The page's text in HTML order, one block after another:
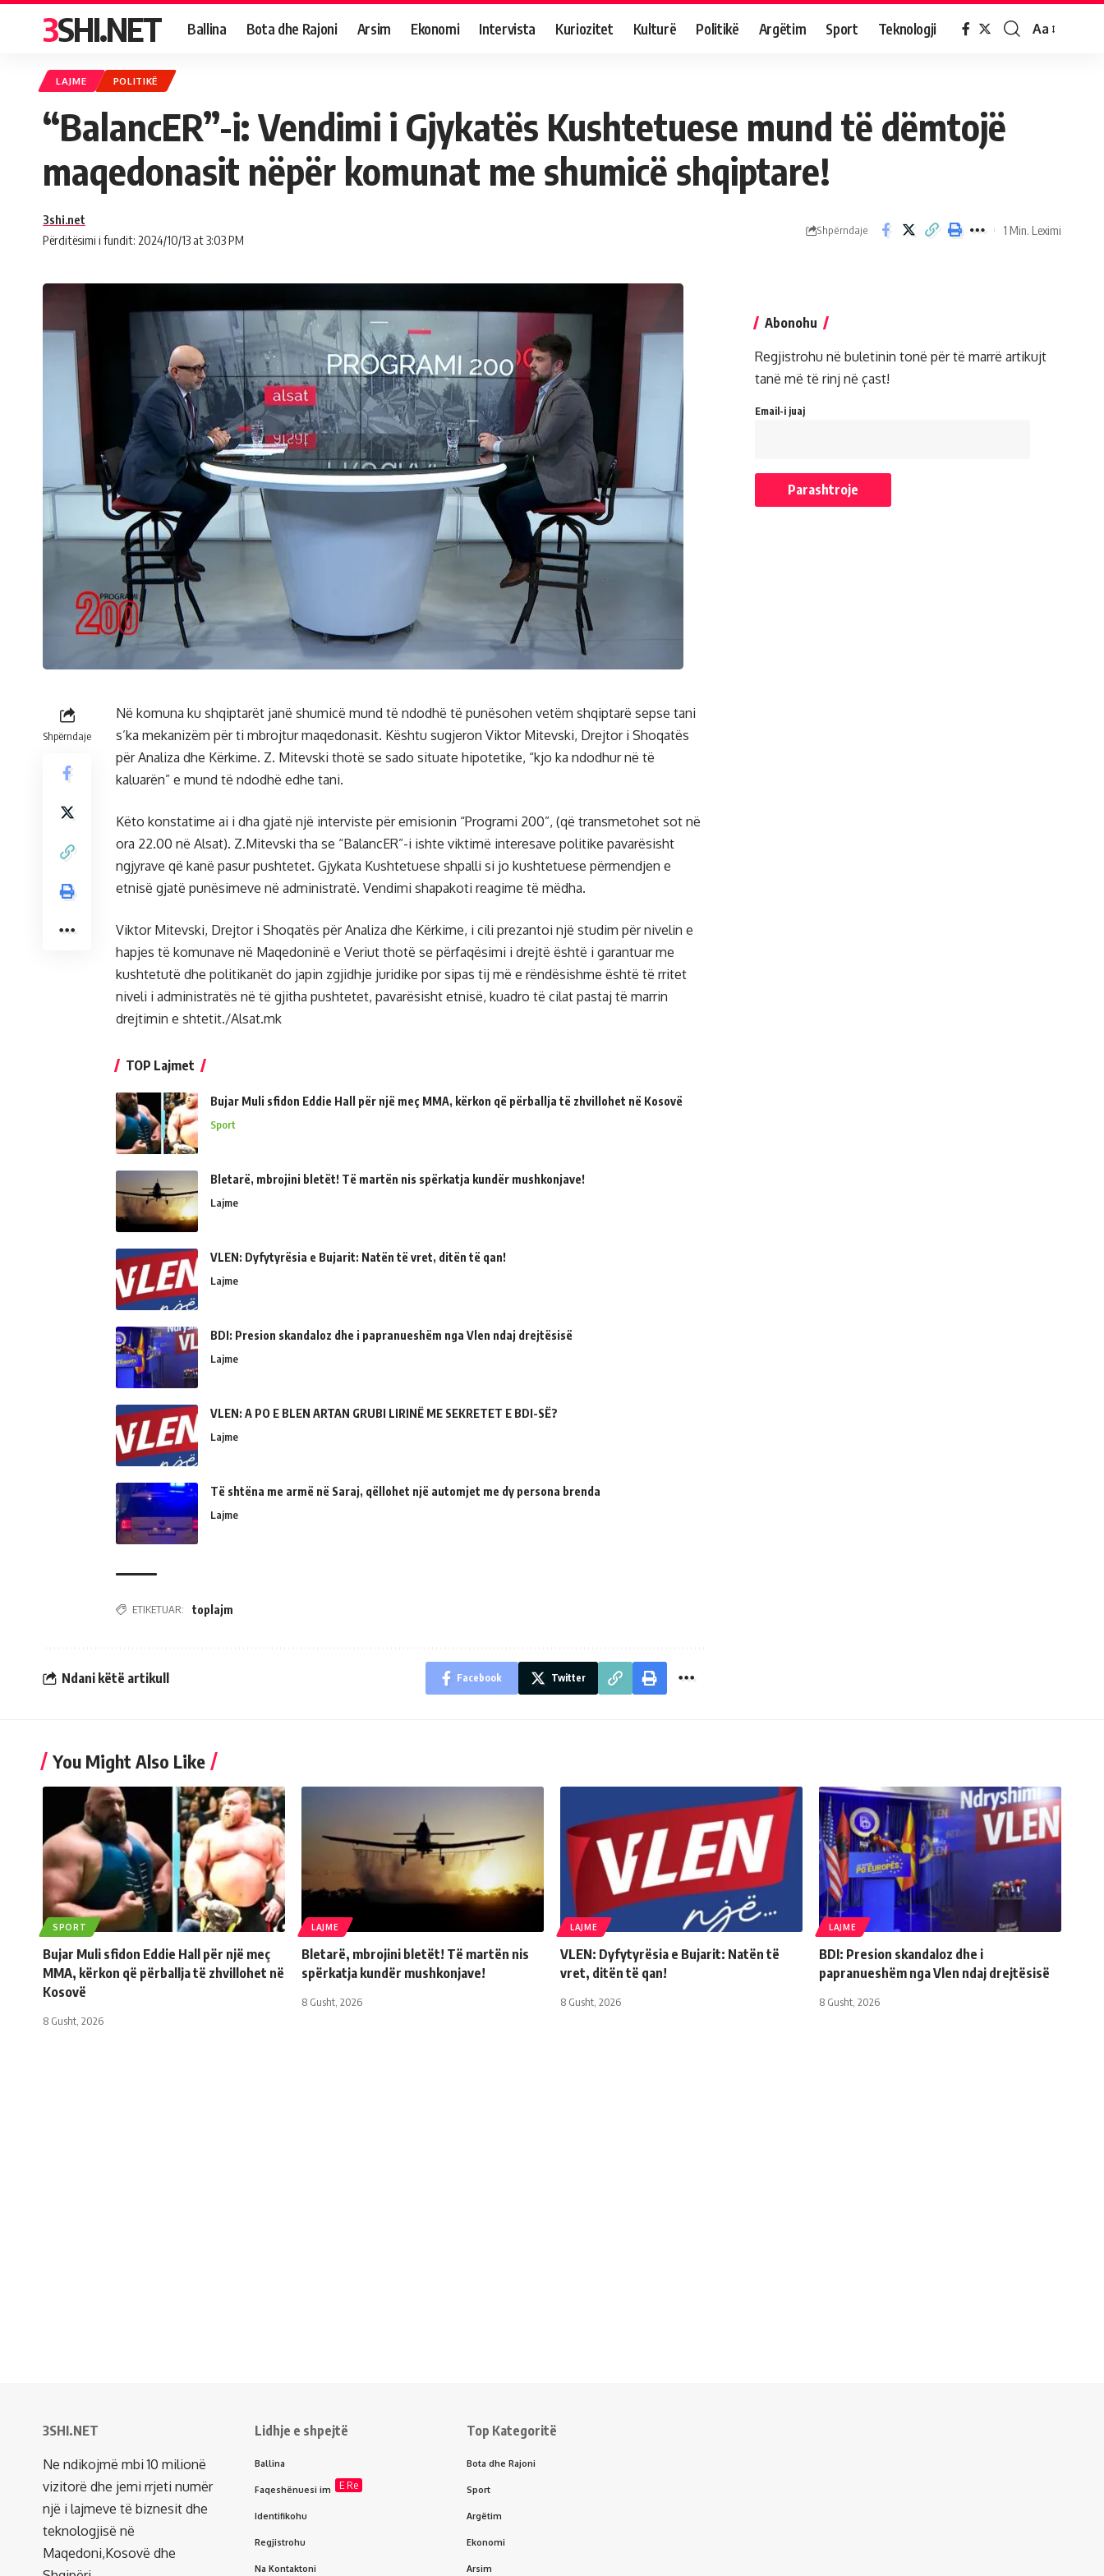
3SHI.NET Ballina Bota dhe Rajoni Arsim Ekonomi Intervista Kuriozitet Kulturë Politikë Argëtim Sport Teknologji Aa
LAJME POLITIKË
“BalancER”-i: Vendimi i Gjykatës Kushtetuese mund të dëmtojë
maqedonasit nëpër komunat me shumicë shqiptare!
Përditësimi i fundit: 2024/10/13 at 3:03 PM
3shi.net
Shpërndaje 1 Min. Leximi
Shpërndaje
Në komuna ku shqiptarët janë shumicë mund të ndodhë të punësohen vetëm shqiptarë sepse tani
s’ka mekanizëm për ti mbrojtur maqedonasit. Kështu sugjeron Viktor Mitevski, Drejtor i Shoqatës
për Analiza dhe Kërkime. Z. Mitevski thotë se sado situate hipotetike, “kjo ka ndodhur në të
kaluarën” e mund të ndodhë edhe tani.
Këto konstatime ai i dha gjatë një interviste për emisionin “Programi 200”, (që transmetohet sot në
ora 22.00 në Alsat). Z.Mitevski tha se “BalancER”-i ishte viktimë interesave politike pavarësisht
ngjyrave që kanë pasur pushtetet. Gjykata Kushtetuese shpalli si jo kushtetuese përmendjen e
etnisë gjatë punësimeve në administratë. Vendimi shapakoti reagime të mëdha.
Viktor Mitevski, Drejtor i Shoqatës për Analiza dhe Kërkime, i cili prezantoi një studim për nivelin e
hapjes të komunave në Maqedoninë e Veriut thotë se përfaqësimi i drejtë është i garantuar me
kushtetutë dhe politikanët do japin zgjidhje juridike por sipas tij më e rëndësishme është të rritet
niveli i administratës në të gjitha pushtetet, pavarësisht etnisë, kuadro të cilat pastaj të marrin
drejtimin e shtetit./Alsat.mk
TOP Lajmet
Bujar Muli sfidon Eddie Hall për një meç MMA, kërkon që përballja të zhvillohet në Kosovë
Sport
Bletarë, mbrojini bletët! Të martën nis spërkatja kundër mushkonjave!
Lajme
VLEN: Dyfytyrësia e Bujarit: Natën të vret, ditën të qan!
Lajme
BDI: Presion skandaloz dhe i papranueshëm nga Vlen ndaj drejtësisë
Lajme
VLEN: A PO E BLEN ARTAN GRUBI LIRINË ME SEKRETET E BDI-SË?
Lajme
Të shtëna me armë në Saraj, qëllohet një automjet me dy persona brenda
Lajme
ETIKETUAR: toplajm
Ndani këtë artikull Facebook Twitter
Abonohu
Regjistrohu në buletinin tonë për të marrë artikujt
tanë më të rinj në çast!
Email-i juaj
You Might Also Like
SPORT
Bujar Muli sfidon Eddie Hall për një meç
MMA, kërkon që përballja të zhvillohet në
Kosovë
8 Gusht, 2026
LAJME
Bletarë, mbrojini bletët! Të martën nis
spërkatja kundër mushkonjave!
8 Gusht, 2026
LAJME
VLEN: Dyfytyrësia e Bujarit: Natën të
vret, ditën të qan!
8 Gusht, 2026
LAJME
BDI: Presion skandaloz dhe i
papranueshëm nga Vlen ndaj drejtësisë
8 Gusht, 2026
3SHI.NET
Ne ndikojmë mbi 10 milionë
vizitorë dhe jemi rrjeti numër
një i lajmeve të biznesit dhe
teknologjisë në
Maqedoni,Kosovë dhe
Lidhje e shpejtë
Ballina
Faqeshënuesi im E Re
Identifikohu
Regjistrohu
Na Kontaktoni
Top Kategoritë
Bota dhe Rajoni
Sport
Argëtim
Ekonomi
Arsim